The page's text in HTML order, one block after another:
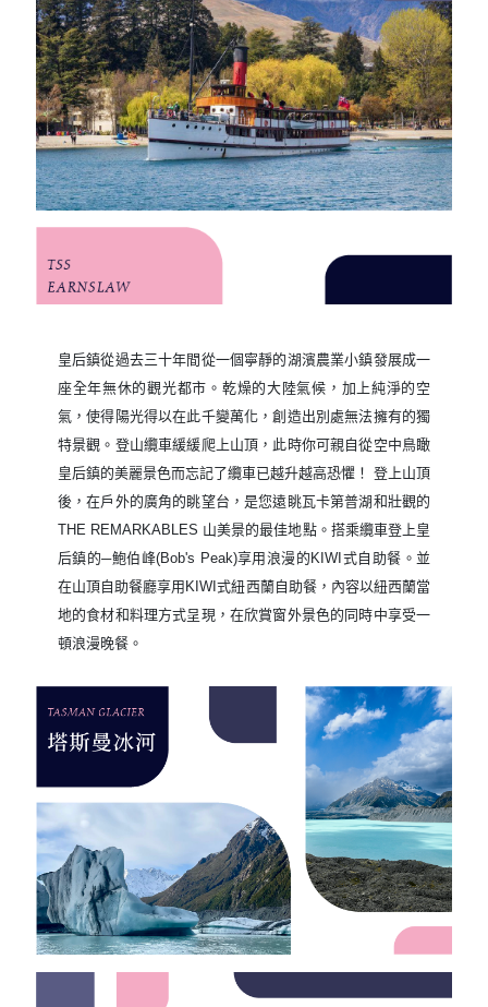
皇后鎮從過去三十年間從一個寧靜的湖濱農業小鎮發展成一
座全年無休的觀光都市。乾燥的大陸氣候，加上純淨的空
氣，使得陽光得以在此千變萬化，創造出別處無法擁有的獨
特景觀。登山纜車緩緩爬上山頂，此時你可親自從空中鳥瞰
皇后鎮的美麗景色而忘記了纜車已越升越高恐懼！ 登上山頂
後，在戶外的廣角的眺望台，是您遠眺瓦卡第普湖和壯觀的
THE REMARKABLES 山美景的最佳地點。搭乘纜車登上皇
后鎮的─鮑伯峰(Bob's Peak)享用浪漫的KIWI式自助餐。並
在山頂自助餐廳享用KIWI式紐西蘭自助餐，內容以紐西蘭當
地的食材和料理方式呈現，在欣賞窗外景色的同時中享受一
頓浪漫晚餐。